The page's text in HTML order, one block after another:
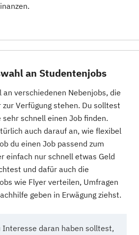
an Studentenjobs
an verschiedenen Nebenjobs, die
Verfügung stehen. Du solltest
schnell einen Job finden.
auch darauf an, wie flexibel
du einen Job passend zum
einfach nur schnell etwas Geld
und dafür auch die
wie Flyer verteilen, Umfragen
geben in Erwägung ziehst.
Interesse daran haben solltest,